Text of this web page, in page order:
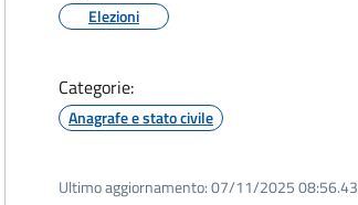
Elezioni
Categorie:
Anagrafe e stato civile
Ultimo aggiornamento:07/11/2025 08:56.43